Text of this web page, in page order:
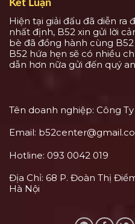
Kết Luận
Hiện tại giải đấu đã diễn ra
nhất định, B52 xin gửi lời
bè đã đồng hành cùng
B52 hứa hẹn sẽ có nhiều
dẫn hơn nữa gửi đến quý
Tên doanh nghiệp: Công
Email:
Hotline: 093 0042 019
Địa Chỉ: 68 P. Đoàn Thị
Hà Nội